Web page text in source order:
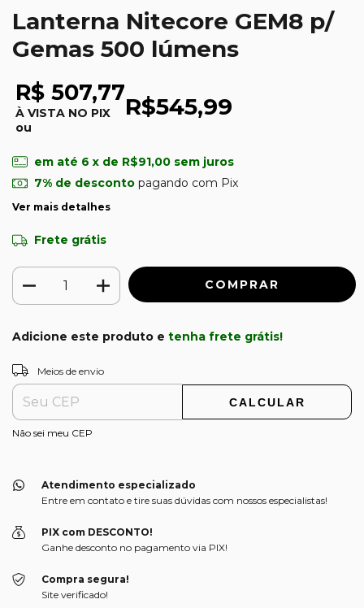
Lanterna Nitecore GEM8 p/
Gemas 500 lúmens
R$ 507,77
À VISTA NO PIX
ou
R$545,99
em até 6 x de R$91,00 sem juros
7% de descontopagando com Pix
Ver mais detalhes
Frete grátis
Adicione este produto e tenha frete grátis!
Entregas para o CEP:
Meios de envio
CALCULAR
Não sei meu CEP
Atendimento especializado
Entre em contato e tire suas dúvidas com nossos especialistas!
PIX com DESCONTO!
Ganhe desconto no pagamento via PIX!
Compra segura!
Site verificado!